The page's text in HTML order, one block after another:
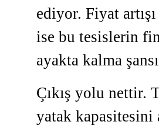
ediyor. Fiyat artışı
ise bu tesislerin
ayakta kalma şansı
Çıkış yolu nettir.
yatak kapasitesini